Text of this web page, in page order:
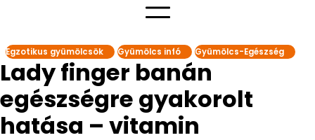
Egzotikus gyümölcsök Gyümölcs infó Gyümölcs-Egészség
Lady finger banán
egészségre gyakorolt
hatása – vitamin